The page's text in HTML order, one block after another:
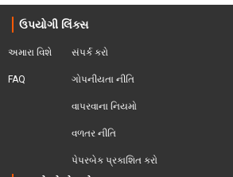
ઉપયોગી લિંક્સ
અમારા વિશે
FAQ
સંપર્ક કરો
ગોપનીયતા નીતિ
વાપરવાના નિયમો
વળતર નીતિ
પેપરબેક પ્રકાશિત કરો